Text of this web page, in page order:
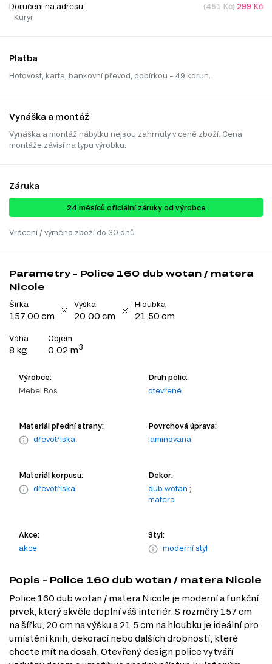
Doručení na adresu:
- Kurýr
(451 Kč) 299 Kč
Platba
Hotovost, karta, bankovní převod, dobírkou – 49 korun.
Vynáška a montáž
Vynáška a montáž nábytku nejsou zahrnuty v ceně zboží. Cena
montáže závisí na typu výrobku.
Záruka
24 ​​​​měsíců oficiální záruky od výrobce
Vrácení / výměna zboží do 30 dnů
Parametry - Police 160 dub wotan / matera
Nicole
Šířka
157.00 cm
Výška
20.00 cm
Hloubka
21.50 cm
Váha
8 kg
Objem
0.02 m3
Výrobce:
Mebel Bos
Druh polic:
otevřené
Materiál přední strany:
dřevotříska
Povrchová úprava:
laminovaná
Materiál korpusu:
dřevotříska
Dekor:
dub wotan ;
matera
Akce:
akce
Styl:
moderní styl
Popis - Police 160 dub wotan / matera Nicole
Police 160 dub wotan / matera Nicole je moderní a funkční
prvek, který skvěle doplní váš interiér. S rozměry 157 cm
na šířku, 20 cm na výšku a 21,5 cm na hloubku je ideální pro
umístění knih, dekorací nebo dalších drobností, které
chcete mít na dosah. Otevřený design police vytváří